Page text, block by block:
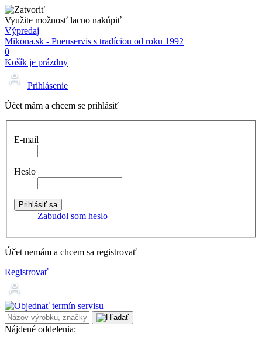
Využite možnosť lacno nakúpiť
Výpredaj
Mikona.sk - Pneuservis s tradíciou od roku 1992
0
Košík je prázdny
Prihlásenie
Účet mám a chcem se prihlásiť
E-mail
Heslo
Zabudol som heslo
Účet nemám a chcem sa registrovať
Registrovať
Nájdené oddelenia: